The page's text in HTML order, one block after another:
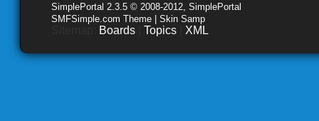
SimplePortal 2.3.5 © 2008-2012, SimplePortal
SMFSimple.com Theme | Skin Samp
Boards Topics XML